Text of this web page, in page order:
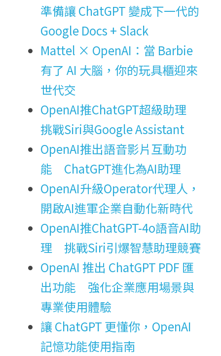
準備讓 ChatGPT 變成下一代的
Google Docs + Slack
Mattel × OpenAI：當 Barbie
有了 AI 大腦，你的玩具櫃迎來
世代交
OpenAI推ChatGPT超級助理
挑戰Siri與Google Assistant
OpenAI推出語音影片互動功
能　ChatGPT進化為AI助理
OpenAI升級Operator代理人，
開啟AI進軍企業自動化新時代
OpenAI推ChatGPT-4o語音AI助
理　挑戰Siri引爆智慧助理競賽
OpenAI 推出 ChatGPT PDF 匯
出功能　強化企業應用場景與
專業使用體驗
讓 ChatGPT 更懂你，OpenAI
記憶功能使用指南